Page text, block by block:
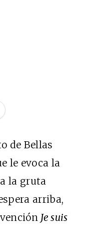
de Bellas
le evoca la
la gruta
arriba,
Je suis